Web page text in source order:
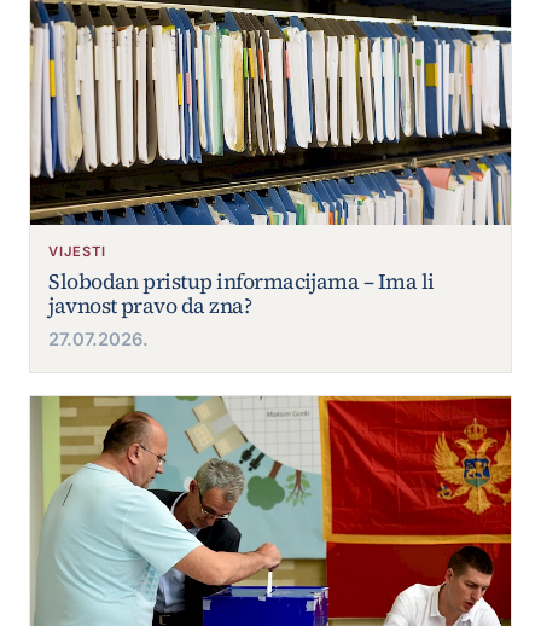
VIJESTI
Slobodan pristup informacijama – Ima li
javnost pravo da zna?
27.07.2026.